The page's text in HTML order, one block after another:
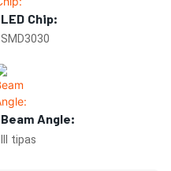
LED Chip:
SMD3030
Beam Angle:
III tipas